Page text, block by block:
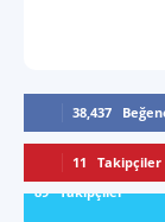
38,437
11 Takipçiler
89 Takipçiler